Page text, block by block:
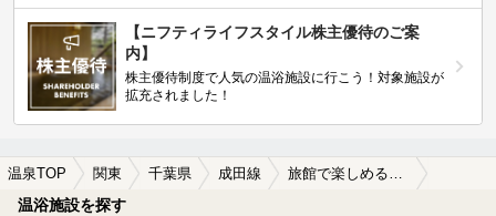
【ニフティライフスタイル株主優待のご案
内】
株主優待制度で人気の温浴施設に行こう！対象施設が
拡充されました！
温泉TOP 関東 千葉県 成田線 旅館で楽しめる成田線周辺の温泉、日帰り温泉、スーパー銭湯を探す
温浴施設を探す